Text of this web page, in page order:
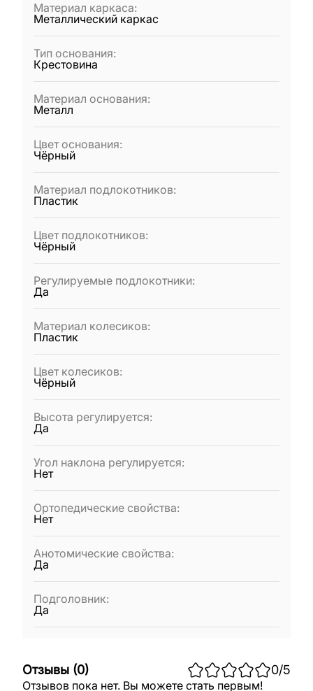
Материал каркаса:
Металлический каркас
Тип основания:
Крестовина
Материал основания:
Металл
Цвет основания:
Чёрный
Материал подлокотников:
Пластик
Цвет подлокотников:
Чёрный
Регулируемые подлокотники:
Да
Материал колесиков:
Пластик
Цвет колесиков:
Чёрный
Высота регулируется:
Да
Угол наклона регулируется:
Нет
Ортопедические свойства:
Нет
Анотомические свойства:
Да
Подголовник:
Да
Отзывы (0) 0/5
Отзывов пока нет. Вы можете стать первым!